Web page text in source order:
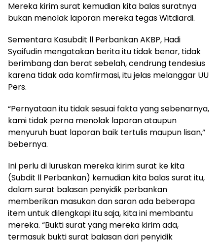
Mereka kirim surat kemudian kita balas suratnya
bukan menolak laporan mereka tegas Witdiardi.
Sementara Kasubdit ll Perbankan AKBP, Hadi
Syaifudin mengatakan berita itu tidak benar, tidak
berimbang dan berat sebelah, cendrung tendesius
karena tidak ada komfirmasi, itu jelas melanggar UU
Pers.
“Pernyataan itu tidak sesuai fakta yang sebenarnya,
kami tidak perna menolak laporan ataupun
menyuruh buat laporan baik tertulis maupun lisan,”
bebernya.
Ini perlu di luruskan mereka kirim surat ke kita
(Subdit ll Perbankan) kemudian kita balas surat itu,
dalam surat balasan penyidik perbankan
memberikan masukan dan saran ada beberapa
item untuk dilengkapi itu saja, kita ini membantu
mereka. “Bukti surat yang mereka kirim ada,
termasuk bukti surat balasan dari penyidik